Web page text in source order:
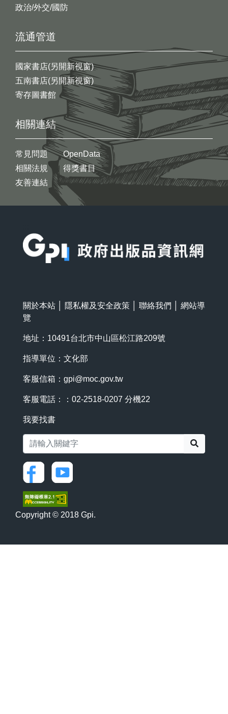
政治/外交/國防
流通管道
國家書店(另開新視窗)
五南書店(另開新視窗)
寄存圖書館
相關連結
常見問題
相關法規
友善連結
OpenData
得獎書目
關於本站 隱私權及安全政策 聯絡我們
網站導
覽
地址：10491台北市中山區松江路209號
指導單位：文化部
客服信箱： gpi@moc.gov.tw
客服電話：：02-2518-0207 分機22
我要找書
Copyright © 2018 Gpi.